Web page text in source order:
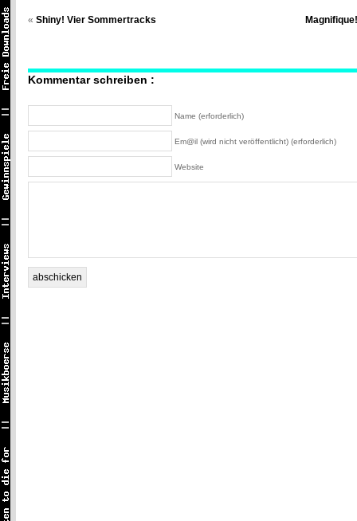
« Shiny! Vier Sommertracks
Kommentar schreiben :
Name (erforderlich)
Em@il (wird nicht veröffentlicht) (erforderlich)
Website